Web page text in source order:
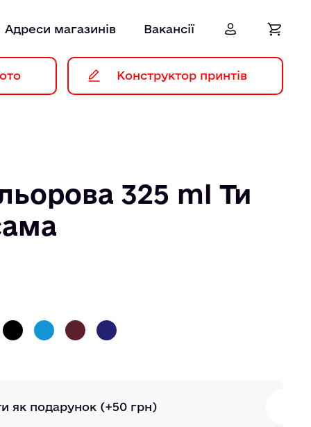
Адреси магазинів Вакансії
Конструктор принтів
325 ml Ти
як подарунок (+50 грн)